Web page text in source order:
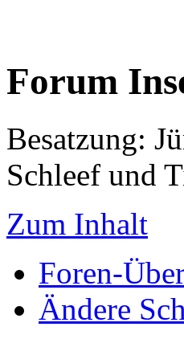
Forum
Besatzung:
Schleef und
Zum Inhalt
Foren-
Ändere